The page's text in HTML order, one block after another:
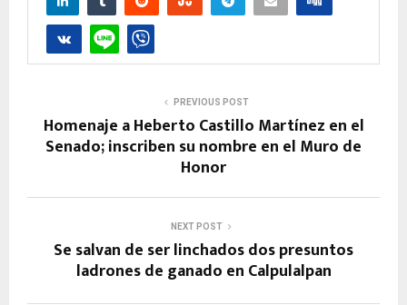
PREVIOUS POST
Homenaje a Heberto Castillo Martínez en el
Senado; inscriben su nombre en el Muro de
Honor
NEXT POST
Se salvan de ser linchados dos presuntos
ladrones de ganado en Calpulalpan